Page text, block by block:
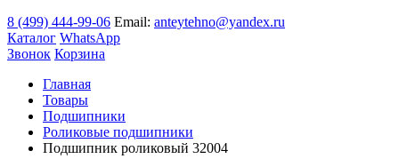
8 (499) 444-99-06 Email: anteytehno@yandex.ru
Каталог WhatsApp
Звонок Корзина
Главная
Товары
Подшипники
Роликовые подшипники
Подшипник роликовый 32004